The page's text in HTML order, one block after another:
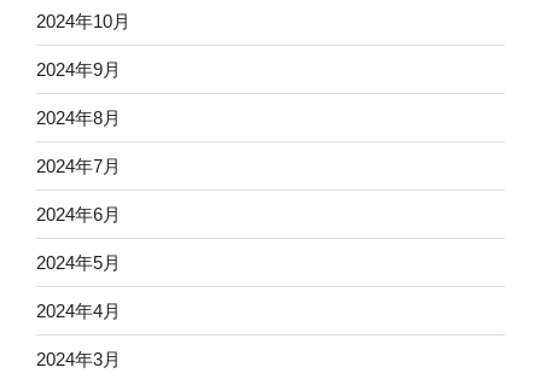
2024年10月
2024年9月
2024年8月
2024年7月
2024年6月
2024年5月
2024年4月
2024年3月